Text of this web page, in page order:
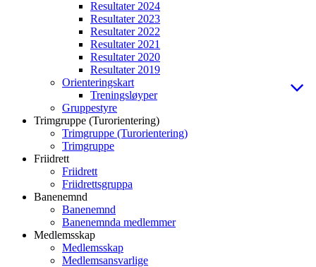
Resultater 2024
Resultater 2023
Resultater 2022
Resultater 2021
Resultater 2020
Resultater 2019
Orienteringskart
Treningsløyper
Gruppestyre
Trimgruppe (Turorientering)
Trimgruppe (Turorientering)
Trimgruppe
Friidrett
Friidrett
Friidrettsgruppa
Banenemnd
Banenemnd
Banenemnda medlemmer
Medlemsskap
Medlemsskap
Medlemsansvarlige